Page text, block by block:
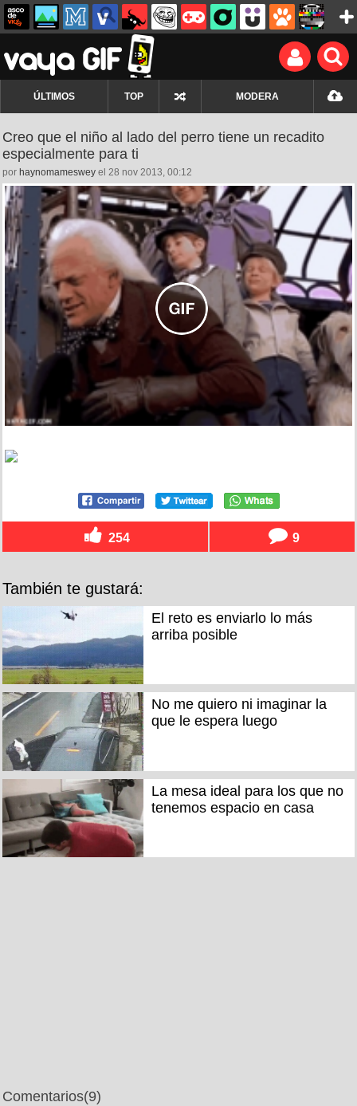
ÚLTIMOS TOP MODERA
Creo que el niño al lado del perro tiene un recadito
especialmente para ti
por haynomameswey el 28 nov 2013, 00:12
254 9
También te gustará:
El reto es enviarlo lo más
arriba posible
No me quiero ni imaginar la
que le espera luego
La mesa ideal para los que no
tenemos espacio en casa
Comentarios(9)